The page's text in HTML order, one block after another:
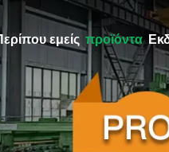
εμείς προϊόντα